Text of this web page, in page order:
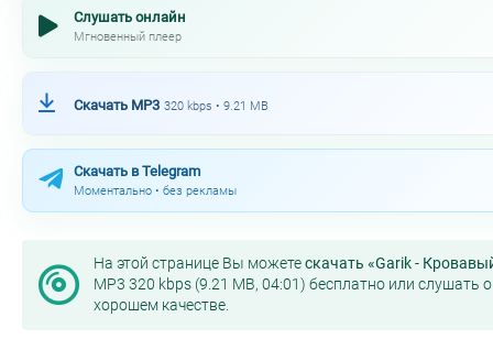
Слушать онлайн
Мгновенный плеер
Скачать MP3 320 kbps • 9.21 MB
Скачать в Telegram
Моментально • без рекламы
На этой странице Вы можетескачать «Garik -
MP3 320 kbps (9.21 MB, 04:01) бесплатно или слушать
хорошем качестве.